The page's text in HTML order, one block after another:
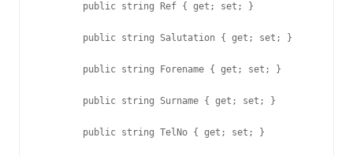
        public string Ref { get; set; }
        public string Salutation { get; set; }
        public string Forename { get; set; }
        public string Surname { get; set; }
        public string TelNo { get; set; }